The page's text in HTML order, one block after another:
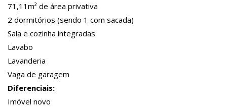
71,11m² de área privativa
2 dormitórios (sendo 1 com sacada)
Sala e cozinha integradas
Lavabo
Lavanderia
Vaga de garagem
Diferenciais:
Imóvel novo